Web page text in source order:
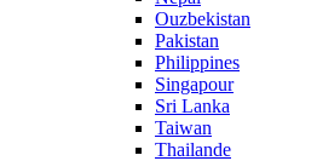
Ouzbekistan
Pakistan
Philippines
Singapour
Sri Lanka
Taiwan
Thailande